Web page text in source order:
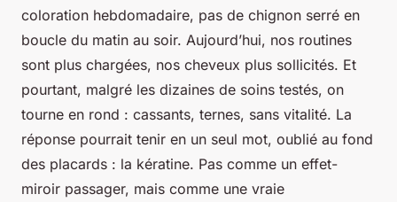
coloration hebdomadaire, pas de chignon serré en
boucle du matin au soir. Aujourd’hui, nos routines
sont plus chargées, nos cheveux plus sollicités. Et
pourtant, malgré les dizaines de soins testés, on
tourne en rond : cassants, ternes, sans vitalité. La
réponse pourrait tenir en un seul mot, oublié au fond
des placards : la kératine. Pas comme un effet-
miroir passager, mais comme une vraie